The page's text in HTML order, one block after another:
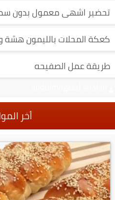
تحضير اشهى معمول بدون
كعكة المحلات بالليمون هشة
طريقة عمل الصفيحه
أخر